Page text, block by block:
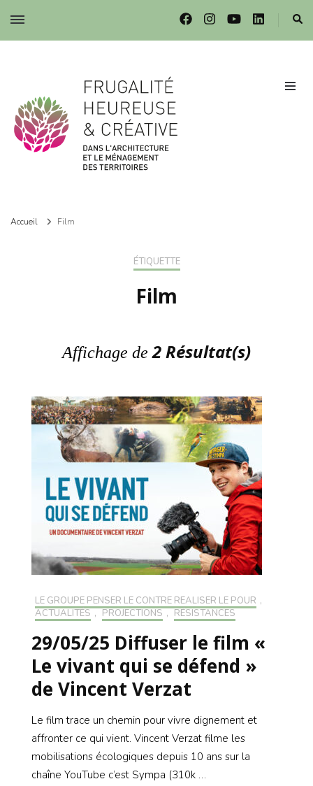
Frugalité dans l'architecture et le ménagement des territoires
Accueil Film
ÉTIQUETTE
Film
Affichage de2 Résultat(s)
LE GROUPE PENSER LE CONTRE RÉALISER LE POUR ,
ACTUALITÉS , PROJECTIONS , RÉSISTANCES
29/05/25 Diffuser le film «
Le vivant qui se défend »
de Vincent Verzat
Le film trace un chemin pour vivre dignement et
affronter ce qui vient. Vincent Verzat filme les
mobilisations écologiques depuis 10 ans sur la
chaîne YouTube c’est Sympa (310k …